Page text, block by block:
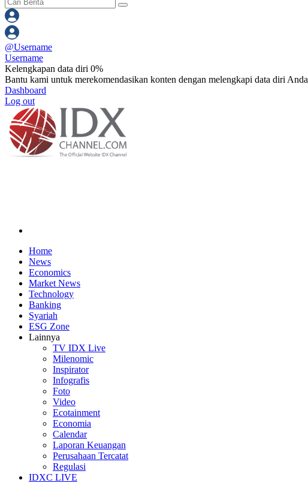
@Username
Username
Kelengkapan data diri 0%
Bantu kami untuk merekomendasikan konten dengan melengkapi data diri Anda
Dashboard
Log out
Home
News
Economics
Market News
Technology
Banking
Syariah
ESG Zone
Lainnya
TV IDX Live
Milenomic
Inspirator
Infografis
Foto
Video
Ecotainment
Economia
Calendar
Laporan Keuangan
Perusahaan Tercatat
Regulasi
IDXC LIVE